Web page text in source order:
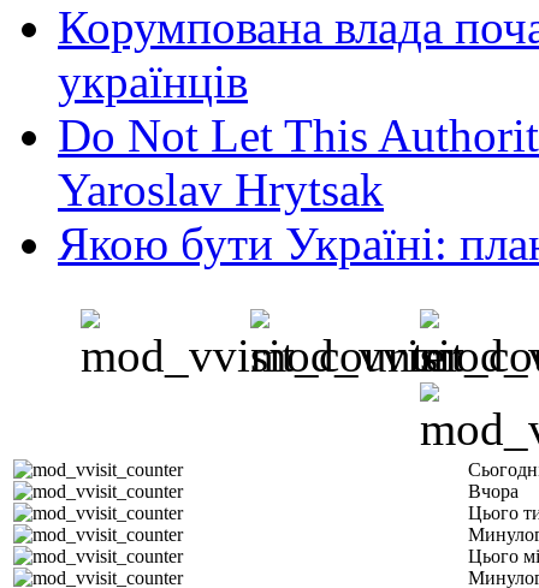
Корумпована влада
українців
Do Not Let This
Yaroslav Hrytsak
Якою бути Україні:
Вчора
Цього
Цього